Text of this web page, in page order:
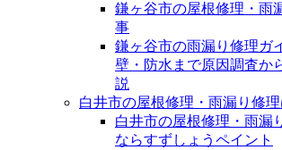
鎌ヶ谷市の屋根修理・雨
事
鎌ヶ谷市の雨漏り修理ガ
壁・防水まで原因調査か
説
白井市の屋根修理・雨漏り修
白井市の屋根修理・雨漏
ならすずしょうペイント